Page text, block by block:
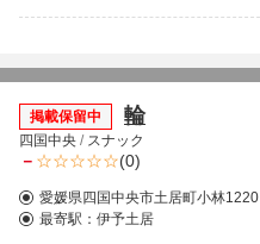
掲載保留中 輪
四国中央 / スナック
－ (0)
愛媛県四国中央市土居町小林1220
最寄駅： 伊予土居